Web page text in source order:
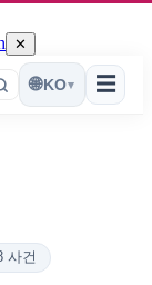
✕
☰
🌐KO▾
사건